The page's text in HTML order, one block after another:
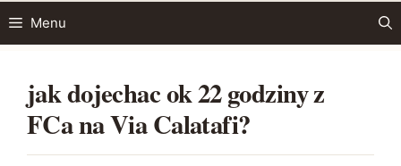
Menu
jak dojechac ok 22 godziny z
FCa na Via Calatafi?